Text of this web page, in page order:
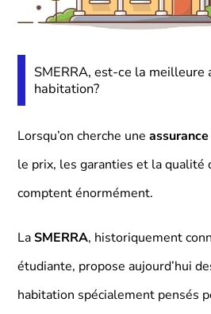
SMERRA, est-ce la meilleure
habitation?
Lorsqu’on cherche une
le prix, les garanties et la qualité
comptent énormément.
LaSMERRA, historiquement
étudiante, propose aujourd’hui
habitation spécialement pensés